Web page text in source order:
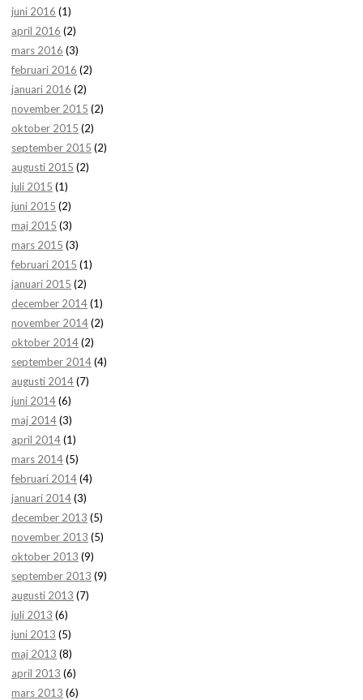
juni 2016 (1)
april 2016 (2)
mars 2016 (3)
februari 2016 (2)
januari 2016 (2)
november 2015 (2)
oktober 2015 (2)
september 2015 (2)
augusti 2015 (2)
juli 2015 (1)
juni 2015 (2)
maj 2015 (3)
mars 2015 (3)
februari 2015 (1)
januari 2015 (2)
december 2014(1)
november 2014(2)
oktober 2014(2)
september 2014(4)
augusti 2014(7)
juni 2014(6)
maj 2014(3)
april 2014(1)
mars 2014(5)
februari 2014(4)
januari 2014(3)
december 2013 (5)
november 2013 (5)
oktober 2013 (9)
september 2013 (9)
augusti 2013 (7)
juli 2013 (6)
juni 2013 (5)
maj 2013 (8)
april 2013 (6)
mars 2013 (6)